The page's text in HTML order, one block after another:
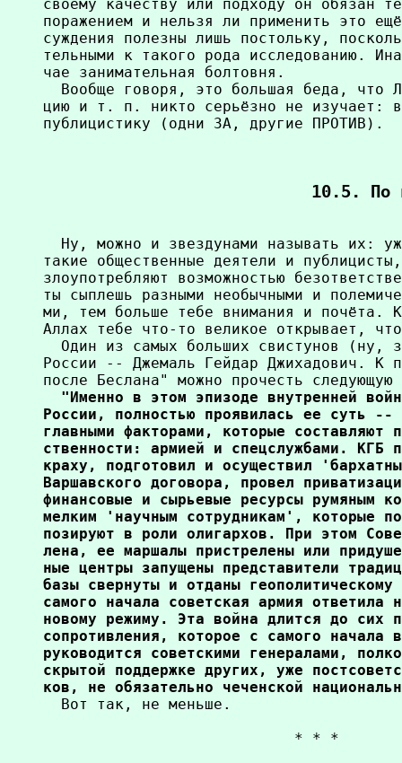
своему качеству или подходу он обязан
поражением и нельзя ли применить это
суждения полезны лишь постольку,
тельными к такого рода исследованию.
чае занимательная болтовня.
Вообще говоря, это большая беда, что
цию и т. п. никто серьёзно не изучает:
публицистику (одни ЗА, другие ПРОТИВ).
10.5. По
Ну, можно и звездунами называть их:
такие общественные деятели и
злоупотребляют возможностью
ты сыплешь разными необычными и
ми, тем больше тебе внимания и почёта.
Аллах тебе что-то великое открывает,
Один из самых больших свистунов (ну,
России -- Джемаль Гейдар Джихадович. К
после Беслана" можно прочесть
"Именно в этом эпизоде внутренней
России, полностью проявилась ее суть --
главными факторами, которые составляют
ственности: армией и спецслужбами. КГБ
краху, подготовил и осуществил
Варшавского договора, провел
финансовые и сырьевые ресурсы румяным
мелким 'научным сотрудникам', которые
позируют в роли олигархов. При этом
лена, ее маршалы пристрелены или
ные центры запущены представители
базы свернуты и отданы
самого начала советская армия ответила
новому режиму. Эта война длится до сих
сопротивления, которое с самого начала
руководится советскими генералами,
скрытой поддержке других, уже
ков, не обязательно чеченской
Вот так, не меньше.
                            * * *